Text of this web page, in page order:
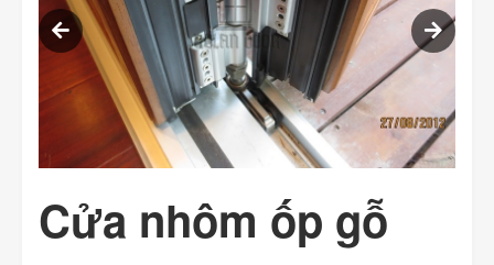
Cửa nhôm ốp gỗ